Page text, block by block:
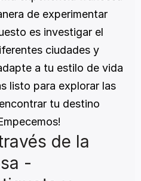
de experimentar
es investigar el
ciudades y
a tu estilo de vida
listo para explorar las
tu destino
de la
-